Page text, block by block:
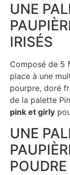
UNE
IRISÉS
Composé de 5
place à une
pourpre, doré
de la palette
pink et girly
UNE